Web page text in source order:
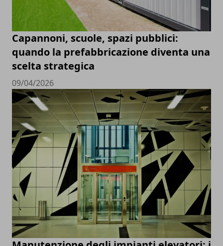
Capannoni, scuole, spazi pubblici:
quando la prefabbricazione diventa una
scelta strategica
09/04/2026